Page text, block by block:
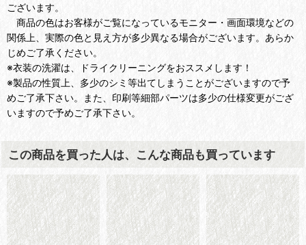
ございます。
商品の色はお客様がご覧になっているモニター・画面環境などの
関係上、実際の色と見え方が多少異なる場合がございます。あらか
じめご了承ください。
※衣装の洗濯は、ドライクリーニングをおススメします！
※製品の性質上、多少のシミ等出てしまうことがございますので予
めご了承下さい。また、印刷等細部パーツは多少の仕様変更がござ
いますので予めご了承下さい。
この商品を買った人は、こんな商品も買っています